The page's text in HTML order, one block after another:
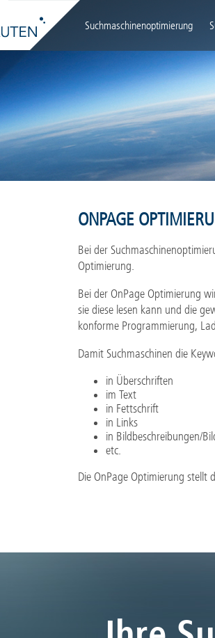
Navigation
überspringen
Suchmaschinenoptimierung
ONPAGE
Bei der
Optimierung.
Bei der OnPage Optimierung
sie diese lesen kann und die
konforme Programmierung,
Damit Suchmaschinen die
in Überschriften
im Text
in Fettschrift
in Links
in Bildbeschreibungen/
etc.
Die OnPage Optimierung stellt